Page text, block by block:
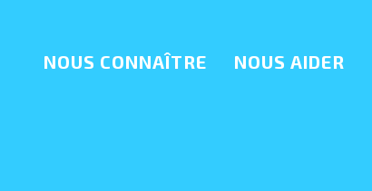
NOUS CONNAÎTRE NOUS AIDER